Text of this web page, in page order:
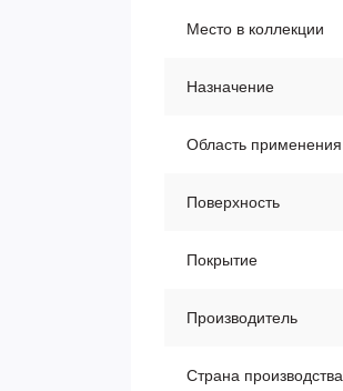
Место в коллекции
Назначение
Область применения
Поверхность
Покрытие
Производитель
Страна производства